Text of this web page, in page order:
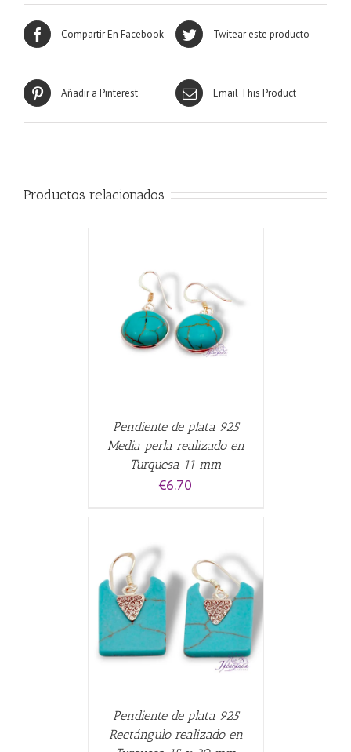
Compartir En Facebook Twitear este producto
Añadir a Pinterest Email This Product
Productos relacionados
Pendiente de plata 925
Media perla realizado en
Turquesa 11 mm
€6.70
Pendiente de plata 925
Rectángulo realizado en